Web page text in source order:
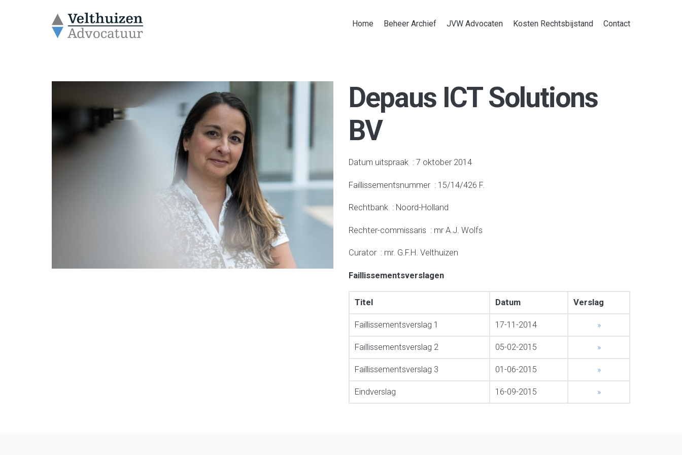
Home Beheer Archief JVW Advocaten Kosten Rechtsbijstand Contact
Depaus ICT Solutions
BV
Datum uitspraak : 7 oktober 2014
Faillissementsnummer : 15/14/426 F.
Rechtbank : Noord-Holland
Rechter-commissaris : mr A.J. Wolfs
Curator : mr. G.F.H. Velthuizen
Faillissementsverslagen
Titel Datum Verslag
Faillissementsverslag 1 17-11-2014 »
Faillissementsverslag 2 05-02-2015 »
Faillissementsverslag 3 01-06-2015 »
Eindverslag 16-09-2015 »